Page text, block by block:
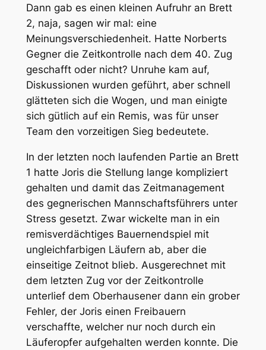
Dann gab es einen kleinen Aufruhr an Brett
2, naja, sagen wir mal: eine
Meinungsverschiedenheit. Hatte Norberts
Gegner die Zeitkontrolle nach dem 40. Zug
geschafft oder nicht? Unruhe kam auf,
Diskussionen wurden geführt, aber schnell
glätteten sich die Wogen, und man einigte
sich gütlich auf ein Remis, was für unser
Team den vorzeitigen Sieg bedeutete.
In der letzten noch laufenden Partie an Brett
1 hatte Joris die Stellung lange kompliziert
gehalten und damit das Zeitmanagement
des gegnerischen Mannschaftsführers unter
Stress gesetzt. Zwar wickelte man in ein
remisverdächtiges Bauernendspiel mit
ungleichfarbigen Läufern ab, aber die
einseitige Zeitnot blieb. Ausgerechnet mit
dem letzten Zug vor der Zeitkontrolle
unterlief dem Oberhausener dann ein grober
Fehler, der Joris einen Freibauern
verschaffte, welcher nur noch durch ein
Läuferopfer aufgehalten werden konnte. Die